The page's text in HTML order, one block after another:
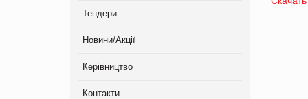
Тендери
Новини/Акції
Керівництво
Контакти